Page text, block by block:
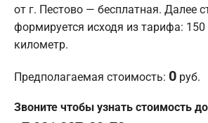
от г. Пестово — бесплатная. Далее
формируется исходя из тарифа: 150
километр.
Предполагаемая стоимость: 0 руб.
Звоните чтобы узнать стоимость